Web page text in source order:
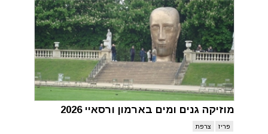
מוזיקה גנים ומים בארמון ורסאיי 2026
פריז צרפת